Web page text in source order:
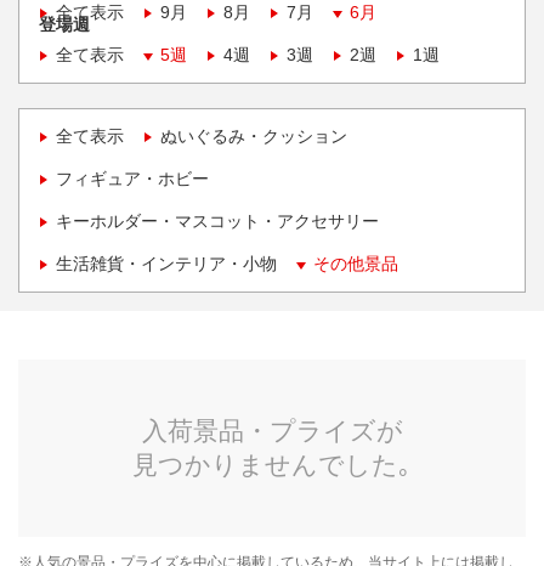
全て表示
9月 8月 7月 6月
登場週
全て表示
5週 4週 3週 2週 1週
全て表示 ぬいぐるみ・クッション
フィギュア・ホビー
キーホルダー・マスコット・アクセサリー
生活雑貨・インテリア・小物 その他景品